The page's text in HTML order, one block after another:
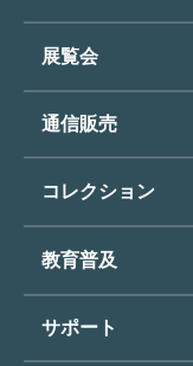
ご利用案内トップ
開館時間・休館日
アクセス
団体のご利用に
バリアフリー／小
展覧会
展覧会・イベント
次回の展覧会
展覧会スケジュ
過去の展覧会
通信販売
通信販売トップ
コレクション
コレクショントッ
東郷青児
教育普及
教育普及トップ
サポート